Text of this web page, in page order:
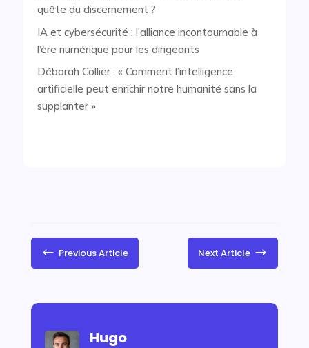
quête du discernement ?
IA et cybersécurité : l’alliance incontournable à
l’ère numérique pour les dirigeants
Déborah Collier : « Comment l’intelligence
artificielle peut enrichir notre humanité sans la
supplanter »
# Previous Article Next Article $
Hugo